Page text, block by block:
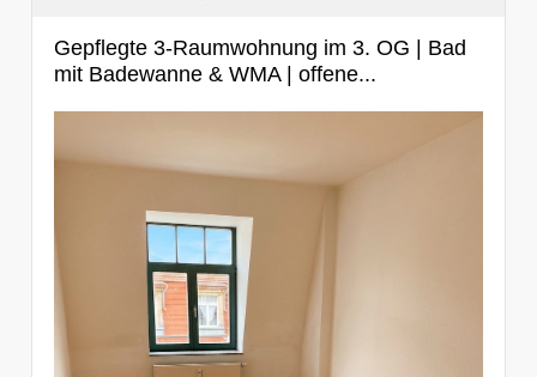
Gepflegte 3-Raumwohnung im 3. OG | Bad
mit Badewanne & WMA | offene...